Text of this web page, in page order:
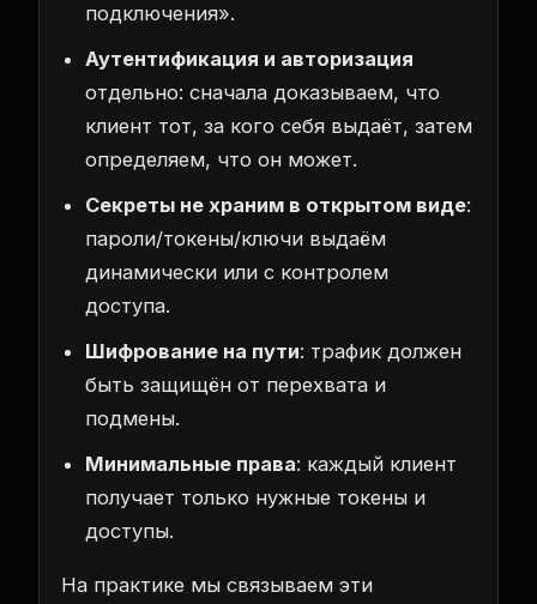
подключения».
Аутентификация и авторизация
отдельно: сначала доказываем, что
клиент тот, за кого себя выдаёт, затем
определяем, что он может.
Секреты не храним в открытом виде:
пароли/токены/ключи выдаём
динамически или с контролем
доступа.
Шифрование на пути: трафик должен
быть защищён от перехвата и
подмены.
Минимальные права: каждый клиент
получает только нужные токены и
доступы.
На практике мы связываем эти